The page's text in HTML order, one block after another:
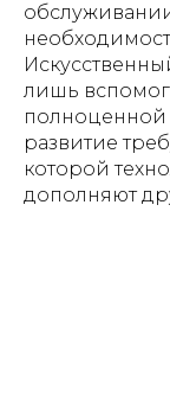
лишь
полноценной
развитие
которой
дополняют